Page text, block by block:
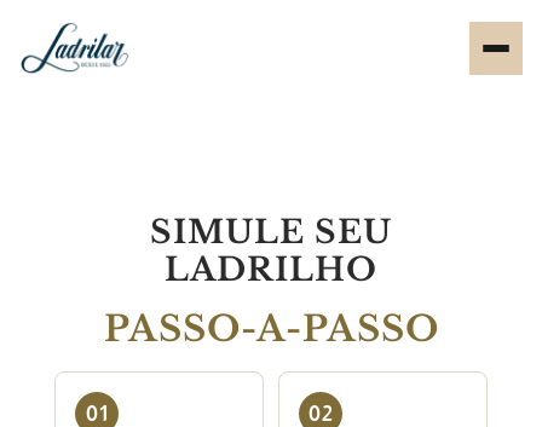
SIMULE SEU
LADRILHO
PASSO-A-PASSO
01 02